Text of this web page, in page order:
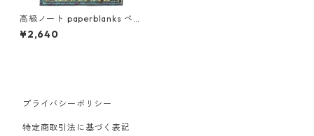
高級ノート paperblanks ペー
パーブランクス MIDI ハードカ
バー 罫線 野花の歌
¥2,640
プライバシーポリシー
特定商取引法に基づく表記